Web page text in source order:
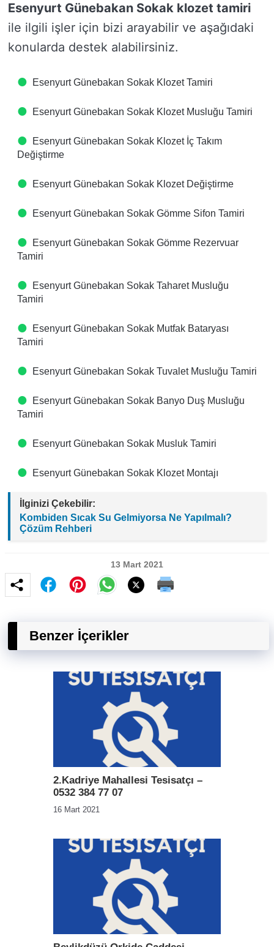
Esenyurt Günebakan Sokak klozet tamiri
ile ilgili işler için bizi arayabilir ve aşağıdaki
konularda destek alabilirsiniz.
Esenyurt Günebakan Sokak Klozet Tamiri
Esenyurt Günebakan Sokak Klozet Musluğu Tamiri
Esenyurt Günebakan Sokak Klozet İç Takım
Değiştirme
Esenyurt Günebakan Sokak Klozet Değiştirme
Esenyurt Günebakan Sokak Gömme Sifon Tamiri
Esenyurt Günebakan Sokak Gömme Rezervuar
Tamiri
Esenyurt Günebakan Sokak Taharet Musluğu
Tamiri
Esenyurt Günebakan Sokak Mutfak Bataryası
Tamiri
Esenyurt Günebakan Sokak Tuvalet Musluğu Tamiri
Esenyurt Günebakan Sokak Banyo Duş Musluğu
Tamiri
Esenyurt Günebakan Sokak Musluk Tamiri
Esenyurt Günebakan Sokak Klozet Montajı
İlginizi Çekebilir:
Kombiden Sıcak Su Gelmiyorsa Ne Yapılmalı?
Çözüm Rehberi
13 Mart 2021
Benzer İçerikler
2.Kadriye Mahallesi Tesisatçı –
0532 384 77 07
16 Mart 2021